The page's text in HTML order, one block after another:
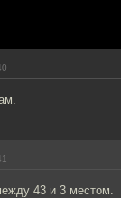
43 и 3 местом.